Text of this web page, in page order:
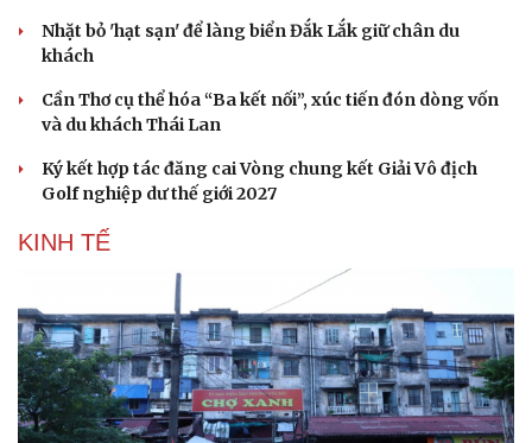
Nhặt bỏ 'hạt sạn' để làng biển Đắk Lắk giữ chân du
khách
Cần Thơ cụ thể hóa “Ba kết nối”, xúc tiến đón dòng vốn
và du khách Thái Lan
Ký kết hợp tác đăng cai Vòng chung kết Giải Vô địch
Golf nghiệp dư thế giới 2027
KINH TẾ